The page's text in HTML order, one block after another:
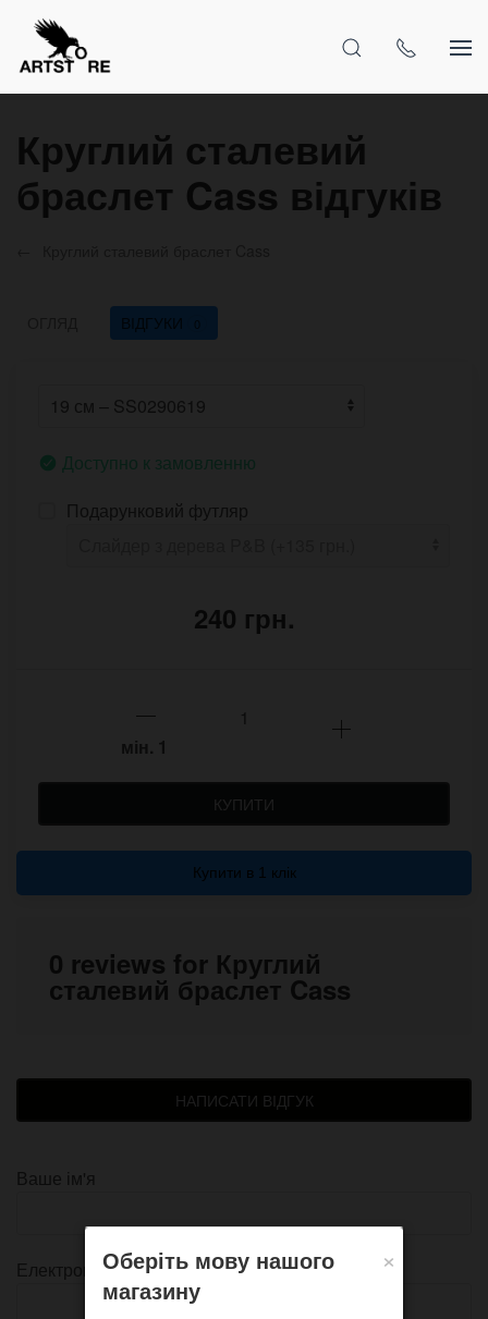
Круглий сталевий
браслет Cass відгуків
ВІДГУКИ 0
Доступно к замовленню
Подарунковий футляр
240 грн.
мін. 1
КУПИТИ
Купити в 1 клік
0 reviews for Круглий
сталевий браслет Cass
НАПИСАТИ ВІДГУК
Ваше ім'я
Електронна пошта ×
Оберіть мову нашого
магазину